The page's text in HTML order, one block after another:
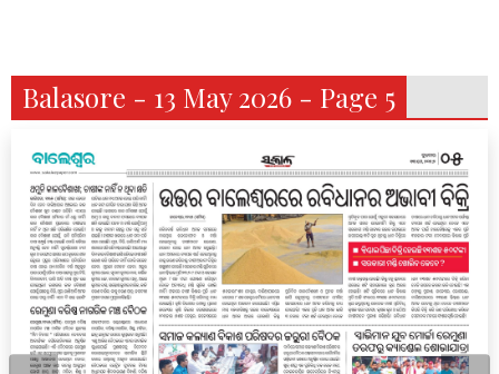
Balasore - 13 May 2026 - Page 5